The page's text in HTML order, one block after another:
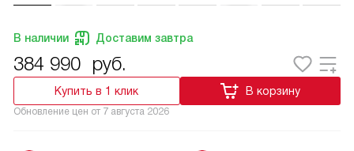
В наличии Доставим завтра
384 990 руб.
Купить в 1 клик В корзину
Обновление цен от 7 августа 2026